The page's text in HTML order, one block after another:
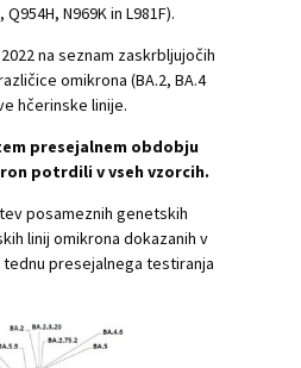
Q954H, N969K in L981F).
na seznam zaskrbljujočih
omikrona (BA.2, BA.4
hčerinske linije.
presejalnem obdobju
potrdili v vseh vzorcih.
posameznih genetskih
linij omikrona dokazanih v
presejalnega testiranja